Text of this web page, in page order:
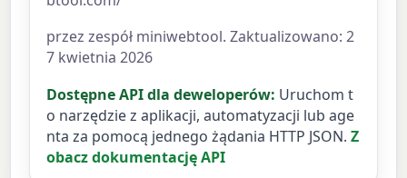
przez zespół miniwebtool. Zaktualizowano: 2
7 kwietnia 2026
Dostępne API dla deweloperów: Uruchom t
o narzędzie z aplikacji, automatyzacji lub age
nta za pomocą jednego żądania HTTP JSON. Z
obacz dokumentację API